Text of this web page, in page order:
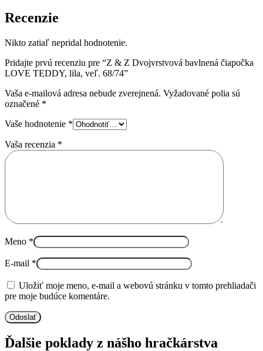
Recenzie
Nikto zatiaľ nepridal hodnotenie.
Pridajte prvú recenziu pre “Z & Z Dvojvrstvová bavlnená čiapočka
LOVE TEDDY, lila, veľ. 68/74”
Vaša e-mailová adresa nebude zverejnená. Vyžadované polia sú
označené *
Vaše hodnotenie *
Vaša recenzia *
Meno *
E-mail *
Uložiť moje meno, e-mail a webovú stránku v tomto prehliadači
pre moje budúce komentáre.
Ďalšie poklady z nášho hračkárstva